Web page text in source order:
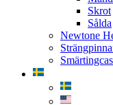
Skrot
Sålda
Newtone